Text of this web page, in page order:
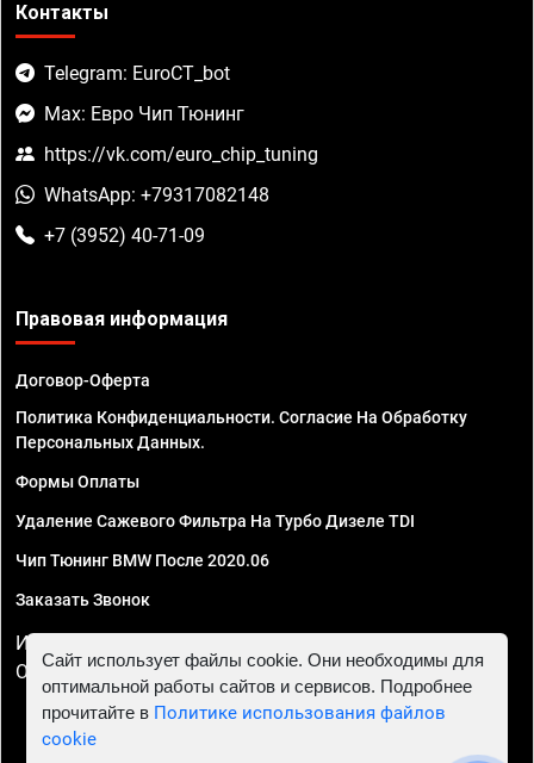
Контакты
Telegram: EuroCT_bot
Max: Евро Чип Тюнинг
https://vk.com/euro_chip_tuning
WhatsApp: +79317082148
+7 (3952) 40-71-09
Правовая информация
Договор-Оферта
Политика Конфиденциальности. Согласие На Обработку
Персональных Данных.
Формы Оплаты
Удаление Сажевого Фильтра На Турбо Дизеле TDI
Чип Тюнинг BMW После 2020.06
Заказать Звонок
ИП Смирнов Георгий Павлович. ИНН 781302555843,
ОГРНИП 324470400032610
Сайт использует файлы cookie. Они необходимы для
оптимальной работы сайтов и сервисов. Подробнее
прочитайте в Политике использования файлов
cookie